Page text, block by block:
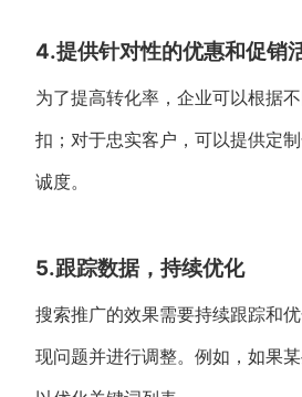
4.提供针对性的优惠和促销
为了提高转化率，企业可以根据
扣；对于忠实客户，可以提供定
诚度。
5.跟踪数据，持续优化
搜索推广的效果需要持续跟踪和
现问题并进行调整。例如，如果